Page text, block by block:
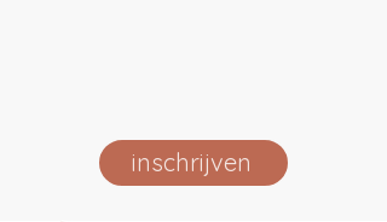
inschrijven